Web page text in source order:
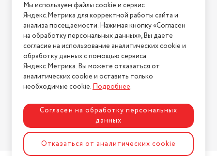
Условия возврата
Нашли ошибку на сайте? Напишите нам
2026 © Интернет-магазин "АстМаркет". У нас есть всё!
Политика конфиденциальности
Разработка сайтаASTDESIGN
Мы используем файлы cookie и сервис
Яндекс.Метрика для корректной работы сайта и
анализа посещаемости. Нажимая кнопку «Согласен
на обработку персональных данных», Вы даете
согласие на использование аналитических cookie и
обработку данных с помощью сервиса
Яндекс.Метрика. Вы можете отказаться от
аналитических cookie и оставить только
необходимые cookie.Подробнее.
Согласен на обработку персональных
данных
Отказаться от аналитических cookie